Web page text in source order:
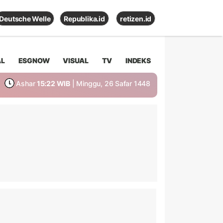
Deutsche Welle Republika.id retizen.id
ESGNOW VISUAL TV INDEKS
Ashar 15:22 WIB | Minggu, 26 Safar 1448